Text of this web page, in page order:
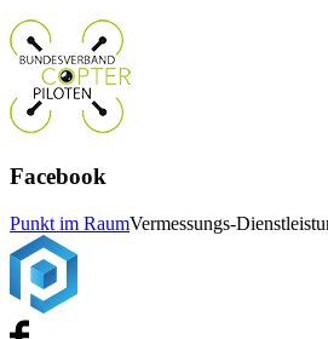
Facebook
Punkt im RaumVermessungs-